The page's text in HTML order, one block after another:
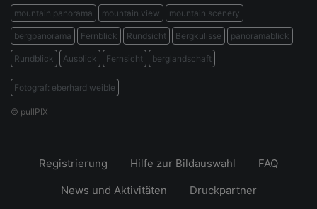
mountain panorama mountain view mountain scenery
bergpanorama Fernblick Rundsicht Bergkulisse panoramablick
Rundblick Ausblick Fernsicht berglandschaft
Fotograf: eberhard weible
© pullPIX
Registrierung Hilfe zur Bildauswahl
FAQ
News und Aktivitäten
Druckpartner